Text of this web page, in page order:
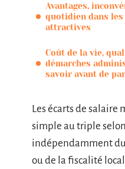
Avantages,
quotidien dans
attractives
Coût de la vie,
démarches
savoir avant de
Les écarts de
simple au triple
indépendamment
ou de la fiscalité